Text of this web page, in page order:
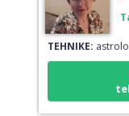
TEHNIKE: